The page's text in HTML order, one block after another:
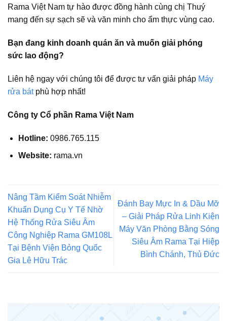
Rama Việt Nam tự hào được đồng hành cùng chị Thuý
mang đến sự sạch sẽ và văn minh cho ẩm thực vùng cao.
Bạn đang kinh doanh quán ăn và muốn giải phóng
sức lao động?
Liên hệ ngay với chúng tôi để được tư vấn giải pháp Máy
rửa bátphù hợp nhất!
Công ty Cổ phần Rama Việt Nam
Hotline: 0986.765.115
Website: rama.vn
Nâng Tầm Kiểm Soát Nhiễm
Khuẩn Dụng Cụ Y Tế Nhờ
Hệ Thống Rửa Siêu Âm
Công Nghiệp Rama GM108L
Tại Bệnh Viện Bỏng Quốc
Gia Lê Hữu Trác
Đánh Bay Mực In & Dầu Mỡ
– Giải Pháp Rửa Linh Kiện
Máy Văn Phòng Bằng Sóng
Siêu Âm Rama Tại Hiệp
Bình Chánh, Thủ Đức